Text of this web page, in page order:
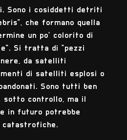
Sono i cosiddetti detriti
che formano quella
un po’ colorito di
Si tratta di “pezzi
da satelliti
di satelliti esplosi o
Sono tutti ben
controllo, ma il
in futuro potrebbe
catastrofiche.